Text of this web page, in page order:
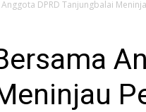
DPRD Tanjungbalai